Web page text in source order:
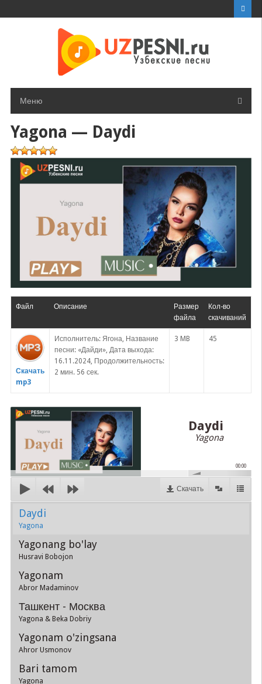
Меню
Yagona — Daydi
Файл Описание
Размер
файла
Кол-во
скачиваний
Скачать
mp3
Исполнитель: Ягона, Название
песни: «Дайди», Дата выхода:
16.11.2024, Продолжительность:
2 мин. 56 сек.
3 MB 45
Daydi
Yagona
00:00
Скачать
Daydi
Yagona
Yagonang bo'lay
Husravi Bobojon
Yagonam
Abror Madaminov
Ташкент - Москва
Yagona & Beka Dobriy
Yagonam o'zingsana
Ahror Usmonov
Bari tamom
Yagona